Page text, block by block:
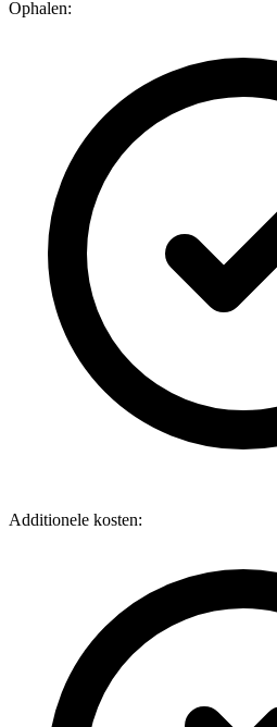
Ophalen:
Additionele kosten: